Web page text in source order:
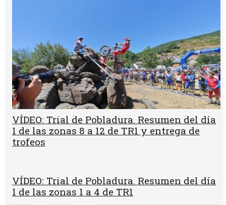
VÍDEO: Trial de Pobladura. Resumen del día
1 de las zonas 8 a 12 de TR1 y entrega de
trofeos
VÍDEO: Trial de Pobladura. Resumen del día
1 de las zonas 1 a 4 de TR1